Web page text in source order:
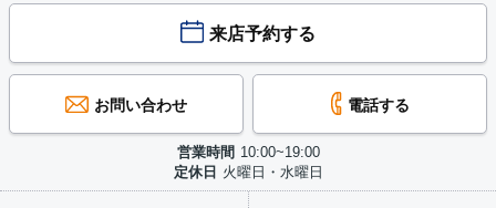
来店予約する
お問い合わせ 電話する
営業時間 10:00~19:00
定休日 火曜日・水曜日